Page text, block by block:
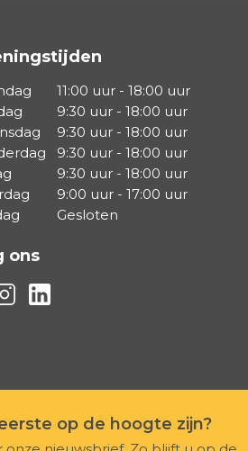
11:00 uur - 18:00 uur
9:30 uur - 18:00 uur
9:30 uur - 18:00 uur
9:30 uur - 18:00 uur
9:30 uur - 18:00 uur
9:00 uur - 17:00 uur
Gesloten
ons
via Facebook
ons via Instagram
Volg ons via Linkedin
op de hoogte zijn?